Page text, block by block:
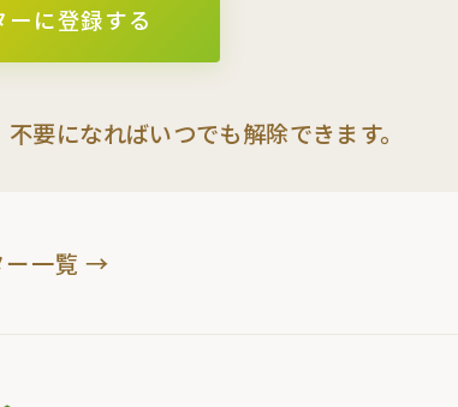
に登録する
要になればいつでも解除できます。
ー一覧 →